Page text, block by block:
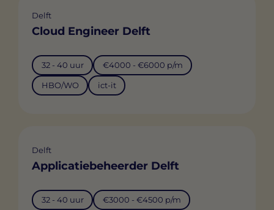
Delft
Cloud Engineer Delft
32 - 40 uur €4000 - €6000 p/m
HBO/WO ict-it
Delft
Applicatiebeheerder Delft
32 - 40 uur €3000 - €4500 p/m